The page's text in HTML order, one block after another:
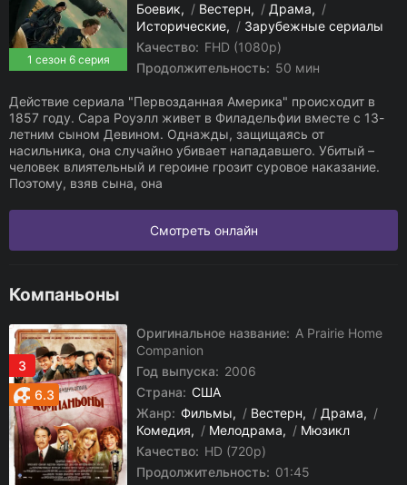
1 сезон 6 серия
Боевик
/ Вестерн / Драма
/
Исторические
/ Зарубежные сериалы
Качество: FHD (1080p)
Продолжительность: 50 мин
Действие сериала "Первозданная Америка" происходит в
1857 году. Сара Роуэлл живет в Филадельфии вместе с 13-
летним сыном Девином. Однажды, защищаясь от
насильника, она случайно убивает нападавшего. Убитый –
человек влиятельный и героине грозит суровое наказание.
Поэтому, взяв сына, она
Смотреть онлайн
Компаньоны
3
6.3
Оригинальное название: A Prairie Home
Companion
Год выпуска: 2006
Страна: США
Жанр: Фильмы / Вестерн / Драма
/
Комедия
/ Мелодрама / Мюзикл
Качество: HD (720p)
Продолжительность: 01:45